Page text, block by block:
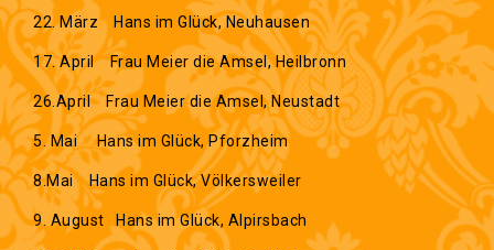
22. März Hans im Glück, Neuhausen
17. April Frau Meier die Amsel, Heilbronn
26.April Frau Meier die Amsel, Neustadt
5. Mai Hans im Glück, Pforzheim
8.Mai Hans im Glück, Völkersweiler
9. August Hans im Glück, Alpirsbach